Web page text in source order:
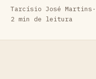
Tarcísio José Martins ·
2 min de leitura